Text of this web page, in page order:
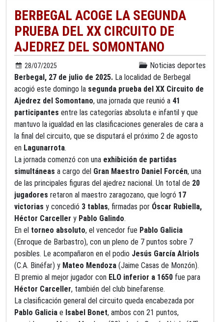
BERBEGAL ACOGE LA SEGUNDA
PRUEBA DEL XX CIRCUITO DE
AJEDREZ DEL SOMONTANO
28/07/2025
Noticias deportes
Berbegal, 27 de julio de 2025. La localidad de Berbegal
acogió este domingo la segunda prueba del XX Circuito de
Ajedrez del Somontano, una jornada que reunió a 41
participantes entre las categorías absoluta e infantil y que
mantuvo la igualdad en las clasificaciones generales de cara a
la final del circuito, que se disputará el próximo 2 de agosto
en Lagunarrota.
La jornada comenzó con una exhibición de partidas
simultáneas a cargo del Gran Maestro Daniel Forcén, una
de las principales figuras del ajedrez nacional. Un total de 20
jugadores retaron al maestro zaragozano, que logró 17
victorias y concedió 3 tablas, firmadas por Óscar Rubiella,
Héctor Carceller y Pablo Galindo.
En el torneo absoluto, el vencedor fue Pablo Galicia
(Enroque de Barbastro), con un pleno de 7 puntos sobre 7
posibles. Le acompañaron en el podio Jesús García Alriols
(C.A. Binéfar) y Mateo Mendoza (Jaime Casas de Monzón).
El premio al mejor jugador con ELO inferior a 1650 fue para
Héctor Carceller, también del club binefarense.
La clasificación general del circuito queda encabezada por
Pablo Galicia e Isabel Bonet, ambos con 21 puntos,